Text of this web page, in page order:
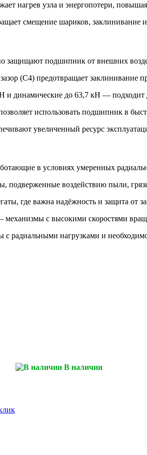
нагрев узла и энергопотери,
смещение шариков,
подшипник от внешних
(C4) предотвращает заклинивание
и динамические до 63,7 кН —
использовать подшипник в
увеличенный ресурс
в условиях умеренных
подверженные воздействию пыли,
где важна надёжность и защита от
механизмы с высокими скоростями
нагрузками и
В наличии